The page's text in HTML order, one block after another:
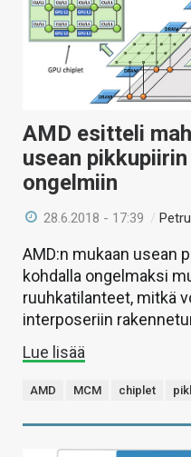
AMD esitteli
usean
ongelmiin
28.6.2018 - 17:39 /
AMD:n mukaan usean
kohdalla ongelmaksi
ruuhkatilanteet, mitkä
interposeriin
Lue lisää
AMD MCM chiplet